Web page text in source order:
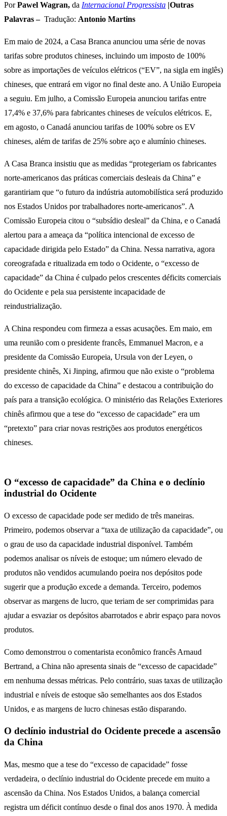
PorPawel Wagran, da Internacional Progressista |Outras
Palavras – Tradução: Antonio Martins
Em maio de 2024, a Casa Branca anunciou uma série de novas
tarifas sobre produtos chineses, incluindo um imposto de 100%
sobre as importações de veículos elétricos (“EV”, na sigla em inglês)
chineses, que entrará em vigor no final deste ano. A União Europeia
a seguiu. Em julho, a Comissão Europeia anunciou tarifas entre
17,4% e 37,6% para fabricantes chineses de veículos elétricos. E,
em agosto, o Canadá anunciou tarifas de 100% sobre os EV
chineses, além de tarifas de 25% sobre aço e alumínio chineses.
A Casa Branca insistiu que as medidas “protegeriam os fabricantes
norte-americanos das práticas comerciais desleais da China” e
garantiriam que “o futuro da indústria automobilística será produzido
nos Estados Unidos por trabalhadores norte-americanos”. A
Comissão Europeia citou o “subsídio desleal” da China, e o Canadá
alertou para a ameaça da “política intencional de excesso de
capacidade dirigida pelo Estado” da China. Nessa narrativa, agora
coreografada e ritualizada em todo o Ocidente, o “excesso de
capacidade” da China é culpado pelos crescentes déficits comerciais
do Ocidente e pela sua persistente incapacidade de
reindustrialização.
A China respondeu com firmeza a essas acusações. Em maio, em
uma reunião com o presidente francês, Emmanuel Macron, e a
presidente da Comissão Europeia, Ursula von der Leyen, o
presidente chinês, Xi Jinping, afirmou que não existe o “problema
do excesso de capacidade da China” e destacou a contribuição do
país para a transição ecológica. O ministério das Relações Exteriores
chinês afirmou que a tese do “excesso de capacidade” era um
“pretexto” para criar novas restrições aos produtos energéticos
chineses.
O “excesso de capacidade” da China e o declínio
industrial do Ocidente
O excesso de capacidade pode ser medido de três maneiras.
Primeiro, podemos observar a “taxa de utilização da capacidade”, ou
o grau de uso da capacidade industrial disponível. Também
podemos analisar os níveis de estoque; um número elevado de
produtos não vendidos acumulando poeira nos depósitos pode
sugerir que a produção excede a demanda. Terceiro, podemos
observar as margens de lucro, que teriam de ser comprimidas para
ajudar a esvaziar os depósitos abarrotados e abrir espaço para novos
produtos.
Como demonstrrou o comentarista econômico francês Arnaud
Bertrand, a China não apresenta sinais de “excesso de capacidade”
em nenhuma dessas métricas. Pelo contrário, suas taxas de utilização
industrial e níveis de estoque são semelhantes aos dos Estados
Unidos, e as margens de lucro chinesas estão disparando.
O declínio industrial do Ocidente precede a ascensão
da China
Mas, mesmo que a tese do “excesso de capacidade” fosse
verdadeira, o declínio industrial do Ocidente precede em muito a
ascensão da China. Nos Estados Unidos, a balança comercial
registra um déficit contínuo desde o final dos anos 1970. À medida